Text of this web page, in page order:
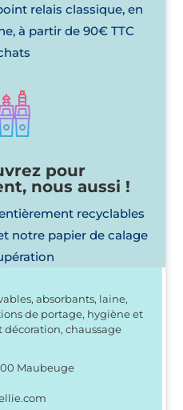
relais classique, en
à partir de 90€ TTC
pour
nous aussi !
recyclables
notre papier de calage
absorbants, laine,
de portage, hygiène et
chaussage
Maubeuge